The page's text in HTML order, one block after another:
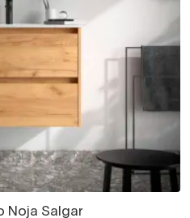
Noja Salgar